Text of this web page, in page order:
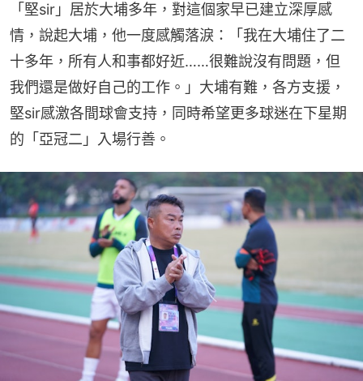
「堅sir」居於大埔多年，對這個家早已建立深厚感
情，說起大埔，他一度感觸落淚：「我在大埔住了二
十多年，所有人和事都好近……很難說沒有問題，但
我們還是做好自己的工作。」大埔有難，各方支援，
堅sir感激各間球會支持，同時希望更多球迷在下星期
的「亞冠二」入場行善。